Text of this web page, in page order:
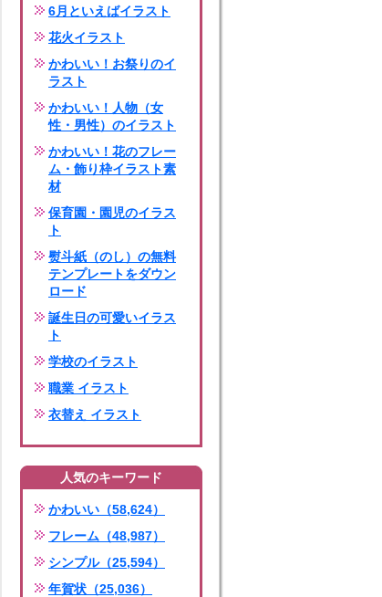
6月といえばイラスト
花火イラスト
かわいい！お祭りのイ
ラスト
かわいい！人物（女
性・男性）のイラスト
かわいい！花のフレー
ム・飾り枠イラスト素
材
保育園・園児のイラス
ト
熨斗紙（のし）の無料
テンプレートをダウン
ロード
誕生日の可愛いイラス
ト
学校のイラスト
職業 イラスト
衣替え イラスト
人気のキーワード
かわいい（58,624）
フレーム（48,987）
シンプル（25,594）
年賀状（25,036）